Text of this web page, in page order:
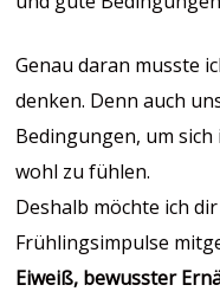
Genau daran musste
denken. Denn auch
Bedingungen, um
wohl zu fühlen.
Deshalb möchte ich
Frühlingsimpulse
Eiweiß, bewusster